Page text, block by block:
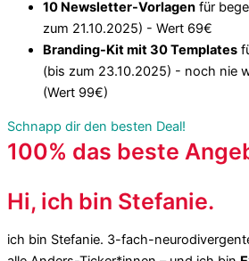
10 Newsletter-Vorlagen für
zum 21.10.2025) - Wert 69€
Branding-Kit mit 30 Templates
(bis zum 23.10.2025) - noch nie
(Wert 99€)
Schnapp dir den besten Deal!
100% das beste
Hi, ich bin Stefanie.
ich bin Stefanie. 3-fach-